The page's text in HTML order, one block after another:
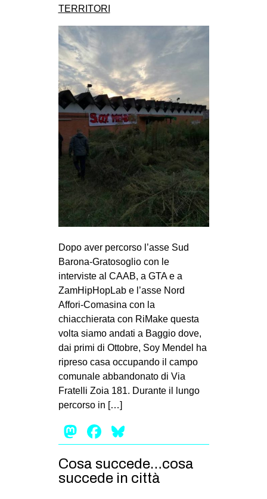
TERRITORI
Dopo aver percorso l’asse Sud
Barona-Gratosoglio con le
interviste al CAAB, a GTA e a
ZamHipHopLab e l’asse Nord
Affori-Comasina con la
chiacchierata con RiMake questa
volta siamo andati a Baggio dove,
dai primi di Ottobre, Soy Mendel ha
ripreso casa occupando il campo
comunale abbandonato di Via
Fratelli Zoia 181. Durante il lungo
percorso in […]
Mastodon
Facebook
Cosa succede…cosa
succede in città